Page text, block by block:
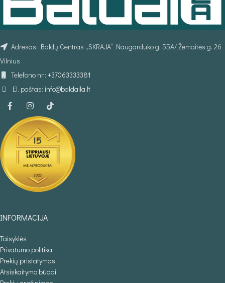
Adresas: Baldų Centras „SKRAJA“ Naugarduko g. 55A/ Žemaitės g. 26
Vilnius
Telefono nr.: +37063333381
El. paštas: info@baldaila.lt
INFORMACIJA
Taisyklės
Privatumo politika
Prekių pristatymas
Atsiskaitymo būdai